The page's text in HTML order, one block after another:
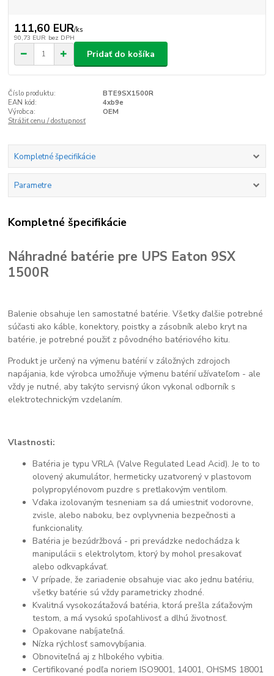
111,60 EUR/ks
90,73 EUR bez DPH
Pridať do košíka
Číslo produktu:
BTE9SX1500R
EAN kód:
4xb9e
Výrobca:
OEM
Strážiť cenu / dostupnosť
Kompletné špecifikácie
Parametre
Kompletné špecifikácie
Náhradné batérie pre UPS Eaton 9SX
1500R
Balenie obsahuje len samostatné batérie. Všetky ďalšie potrebné
súčasti ako káble, konektory, poistky a zásobník alebo kryt na
batérie, je potrebné použiť z pôvodného batériového kitu.
Produkt je určený na výmenu batérií v záložných zdrojoch
napájania, kde výrobca umožňuje výmenu batérií užívateľom - ale
vždy je nutné, aby takýto servisný úkon vykonal odborník s
elektrotechnickým vzdelaním.
Vlastnosti:
Batéria je typu VRLA (Valve Regulated Lead Acid). Je to to
olovený akumulátor, hermeticky uzatvorený v plastovom
polypropylénovom puzdre s pretlakovým ventilom.
Vďaka izolovaným tesneniam sa dá umiestniť vodorovne,
zvisle, alebo naboku, bez ovplyvnenia bezpečnosti a
funkcionality.
Batéria je bezúdržbová - pri prevádzke nedochádza k
manipulácii s elektrolytom, ktorý by mohol presakovať
alebo odkvapkávať.
V prípade, že zariadenie obsahuje viac ako jednu batériu,
všetky batérie sú vždy parametricky zhodné.
Kvalitná vysokozátažová batéria, ktorá prešla záťažovým
testom, a má vysokú spoľahlivosť a dlhú životnosť.
Opakovane nabíjateľná.
Nízka rýchlosť samovybíjania.
Obnoviteľná aj z hlbokého vybitia.
Certifikované podľa noriem ISO9001, 14001, OHSMS 18001